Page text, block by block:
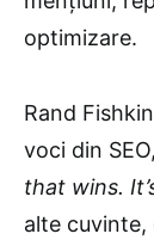
optimizare.
Rand
voci din
that wins.
alte cuvinte,